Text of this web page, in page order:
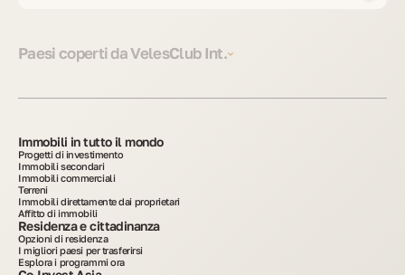
Paesi coperti da VelesClub Int.
Immobili in tutto il mondo
Progetti di investimento
Immobili secondari
Immobili commerciali
Terreni
Immobili direttamente dai proprietari
Affitto di immobili
Residenza e cittadinanza
Opzioni di residenza
I migliori paesi per trasferirsi
Esplora i programmi ora